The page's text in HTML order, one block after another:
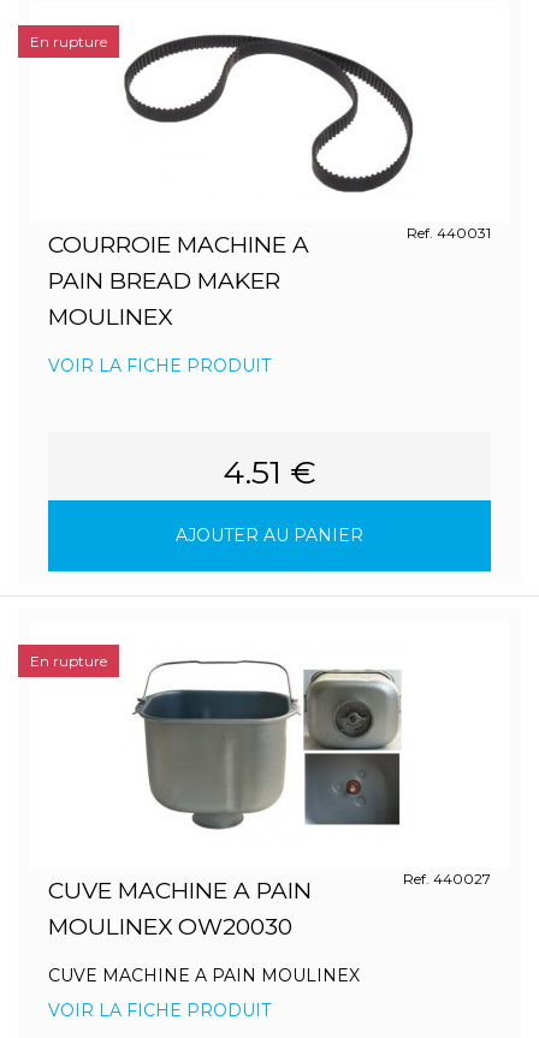
COURROIE MACHINE A
PAIN BREAD MAKER
MOULINEX
Ref. 440031
VOIR LA FICHE PRODUIT
4.51 €
AJOUTER AU PANIER
En rupture
CUVE MACHINE A PAIN
MOULINEX OW20030
Ref. 440027
CUVE MACHINE A PAIN MOULINEX
VOIR LA FICHE PRODUIT
En rupture